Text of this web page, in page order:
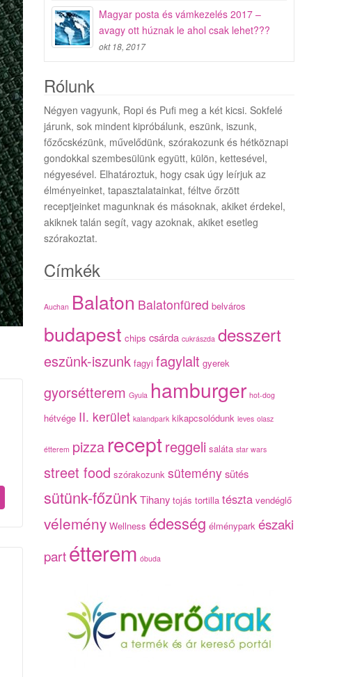
Magyar posta és vámkezelés 2017 –
avagy ott húznak le ahol csak lehet???
okt 18, 2017
Rólunk
Négyen vagyunk, Ropi és Pufi meg a két kicsi. Sokfelé
járunk, sok mindent kipróbálunk, eszünk, iszunk,
főzőcskézünk, művelődünk, szórakozunk és hétköznapi
gondokkal szembesülünk együtt, külön, kettesével,
négyesével. Elhatároztuk, hogy csak úgy leírjuk az
élményeinket, tapasztalatainkat, féltve őrzött
receptjeinket magunknak és másoknak, akiket érdekel,
akiknek talán segít, vagy azoknak, akiket esetleg
szórakoztat.
Címkék
Auchan Balaton Balatonfüred belváros
budapest chips csárda cukrászda desszert
eszünk-iszunk fagyi fagylalt gyerek
gyorsétterem Gyula hamburger hot-dog
hétvége II. kerület kalandpark kikapcsolódunk leves olasz
étterem pizza receptreggeli saláta star wars
street food szórakozunk süteménysütés
sütünk-főzünk Tihany tojás tortilla tészta vendéglő
vélemény Wellness édesség élménypark északi
partétterem óbuda